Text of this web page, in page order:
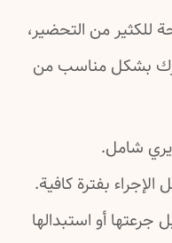
للكثير من التحضير،
بشكل مناسب من
شامل.
بفترة كافية.
أو استبدالها